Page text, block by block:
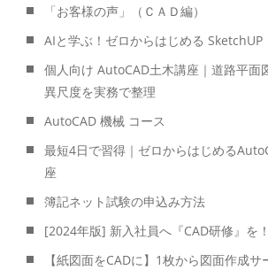
「お客様の声」（ＣＡＤ編）
AIと学ぶ！ゼロからはじめる SketchUP
個人向け AutoCAD土木講座｜道路平面
異尺度を実務で整理
AutoCAD 機械 コース
最短4日で習得｜ゼロからはじめる
座
簿記ネット試験の申込み方法
[2024年版] 新入社員へ『CAD研修』を！
【紙図面をCADに】1枚から図面作成サ